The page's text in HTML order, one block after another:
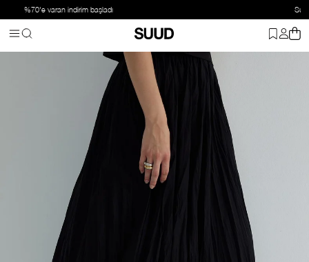
Alt Giyim Etek